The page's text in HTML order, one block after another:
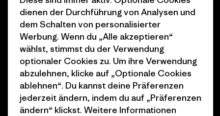
Wie wir finanzieren
Geschenkgutscheine
Stores in deiner
Nähe
Affiliate-Programm
Patagonia Deutschland
Seitenverzeichnis
dienen der Durchführung von Analysen und
dem Schalten von personalisierter
Werbung. Wenn du „Alle akzeptieren“
wählst, stimmst du der Verwendung
optionaler Cookies zu. Um ihre Verwendung
abzulehnen, klicke auf „Optionale Cookies
ablehnen“. Du kannst deine Präferenzen
jederzeit ändern, indem du auf „Präferenzen
ändern“ klickst. Weitere Informationen